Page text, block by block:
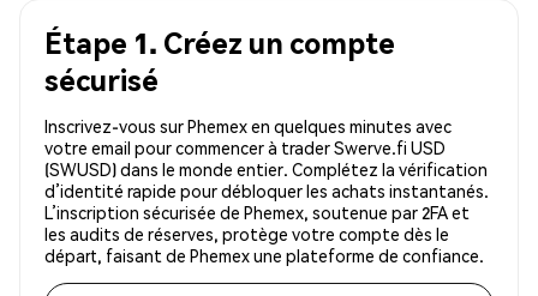
Étape 1. Créez un compte
sécurisé
Inscrivez-vous sur Phemex en quelques minutes avec
votre email pour commencer à trader Swerve.fi USD
(SWUSD) dans le monde entier. Complétez la vérification
d’identité rapide pour débloquer les achats instantanés.
L’inscription sécurisée de Phemex, soutenue par 2FA et
les audits de réserves, protège votre compte dès le
départ, faisant de Phemex une plateforme de confiance.